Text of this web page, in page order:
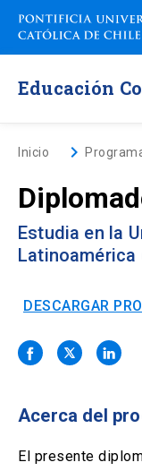
Saltar
contenido
Educación
Inicio
Nosotros
Programas de
Programas
Noticias
Portal Empresas (El
Inicio keyboard_arrow_right
Estudia en la
Latinoamérica
DESCARGAR
Acerca del
El presente